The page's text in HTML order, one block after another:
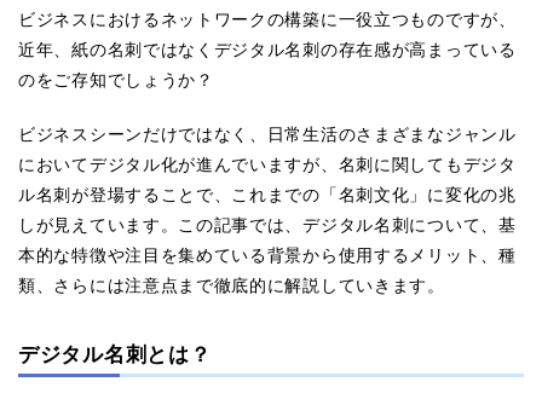
ビジネスにおけるネットワークの構築に一役立つものですが、
近年、紙の名刺ではなくデジタル名刺の存在感が高まっている
のをご存知でしょうか？
ビジネスシーンだけではなく、日常生活のさまざまなジャンル
においてデジタル化が進んでいますが、名刺に関してもデジタ
ル名刺が登場することで、これまでの「名刺文化」に変化の兆
しが見えています。この記事では、デジタル名刺について、基
本的な特徴や注目を集めている背景から使用するメリット、種
類、さらには注意点まで徹底的に解説していきます。
デジタル名刺とは？